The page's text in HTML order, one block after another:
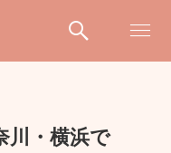
川・横浜で